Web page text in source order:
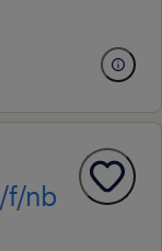
f/nb